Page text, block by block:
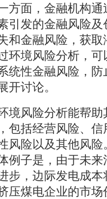
方面，金融机构
引发的金融风险
和金融风险，获
环境风险分析，
统性金融风险，
讨论。
境风险分析能帮
包括经营风险、
风险以及其他风
例子是，由于未
步，边际发电成
压煤电企业的市